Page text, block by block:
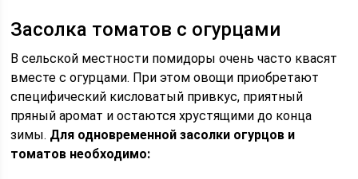
Засолка томатов с огурцами
В сельской местности помидоры очень часто квасят
вместе с огурцами. При этом овощи приобретают
специфический кисловатый привкус, приятный
пряный аромат и остаются хрустящими до конца
зимы. Для одновременной засолки огурцов и
томатов необходимо: